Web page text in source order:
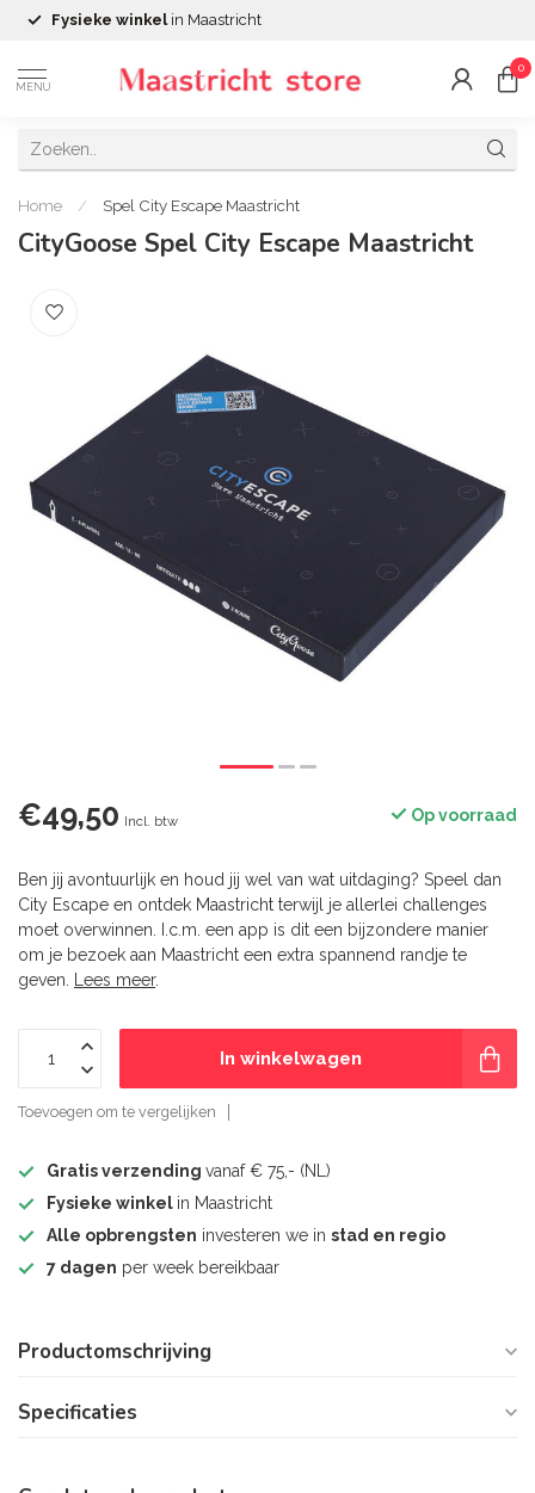
Fysieke winkel in Maastricht
MENU
0
Home / Spel City Escape Maastricht
CityGoose Spel City Escape Maastricht
€49,50 Incl. btw Op voorraad
Ben jij avontuurlijk en houd jij wel van wat uitdaging? Speel dan
City Escape en ontdek Maastricht terwijl je allerlei challenges
moet overwinnen. I.c.m. een app is dit een bijzondere manier
om je bezoek aan Maastricht een extra spannend randje te
geven.
Lees meer.
In winkelwagen
Toevoegen om te vergelijken
Gratis verzending vanaf € 75,- (NL)
Fysieke winkel in Maastricht
Alle opbrengsten investeren we in stad en regio
7 dagen per week bereikbaar
Productomschrijving
Specificaties